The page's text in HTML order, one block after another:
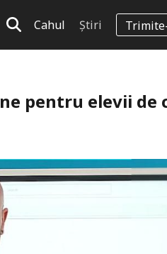
Cahul Știri
pentru elevii de